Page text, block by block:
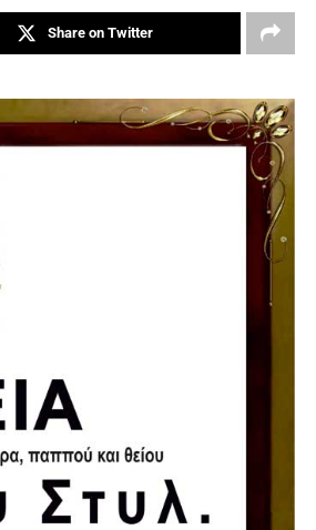
Share on Twitter